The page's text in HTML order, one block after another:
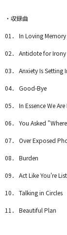
・収録曲
01． In Loving
02． Antidote for Irony
03． Anxiety Is Setting
04． Good-Bye
05． In Essence We
06． You Asked
07． Over Exposed
08． Burden
09． Act Like You're
10． Talking in Circles
11． Beautiful Plan